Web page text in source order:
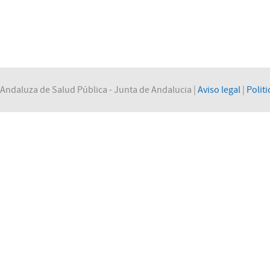
de Salud Pública - Junta de Andalucia | Aviso legal|